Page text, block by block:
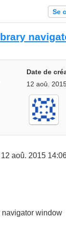
Se
Date de
12 aoû.
12 aoû. 2015
navigator window